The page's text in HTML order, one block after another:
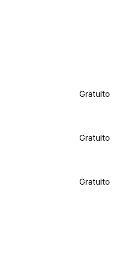
Gratuito
Gratuito
Gratuito